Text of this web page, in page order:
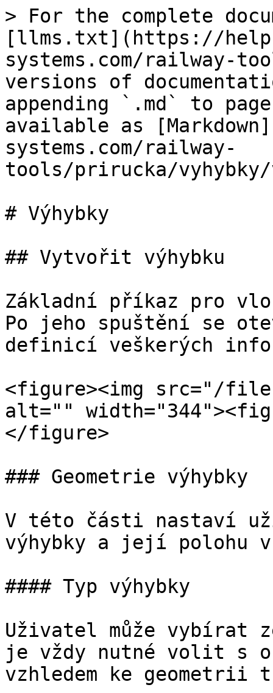
> For the complete
[llms.txt](https://
systems.com/railway-
versions of
appending `.md` to
available as
systems.com/railway-
tools/prirucka/vyhybky/
# Výhybky
## Vytvořit výhybku
Základní příkaz pro
Po jeho spuštění se
definicí veškerých
<figure><img src="/files/
alt=""
</figure>
### Geometrie výhybky
V této části nastaví
výhybky a její polohu
#### Typ výhybky
Uživatel může vybírat
je vždy nutné volit s
vzhledem ke geometrii